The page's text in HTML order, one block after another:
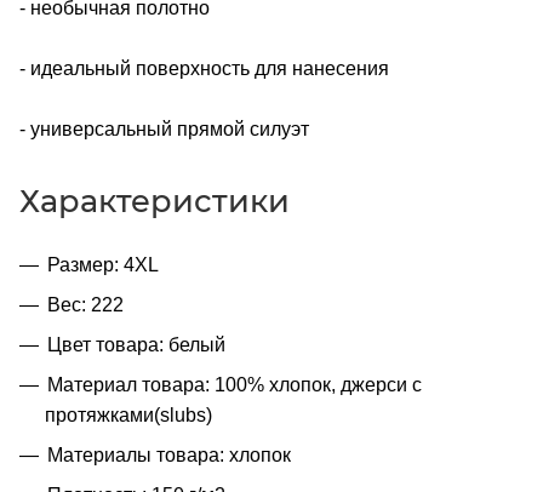
- необычная полотно
- идеальный поверхность для нанесения
- универсальный прямой силуэт
Характеристики
Размер: 4XL
Вес: 222
Цвет товара: белый
Материал товара: 100% хлопок, джерси с
протяжками(slubs)
Материалы товара: хлопок